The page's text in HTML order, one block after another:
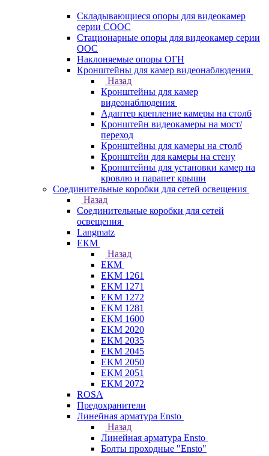
Складывающиеся опоры для видеокамер
серии СООС
Стационарные опоры для видеокамер серии
ООС
Наклоняемые опоры ОГН
Кронштейны для камер видеонаблюдения
Назад
Кронштейны для камер
видеонаблюдения
Адаптер крепление камеры на столб
Кронштейн видеокамеры на мост/
переход
Кронштейны для камеры на столб
Кронштейн для камеры на стену
Кронштейны для установки камер на
кровлю и парапет крыши
Соединительные коробки для сетей освещения
Назад
Соединительные коробки для сетей
освещения
Langmatz
ЕКМ
Назад
ЕКМ
EKM 1261
EKM 1271
EKM 1272
EKM 1281
EKM 1600
EKM 2020
EKM 2035
EKM 2045
EKM 2050
EKM 2051
EKM 2072
ROSA
Предохранители
Линейная арматура Ensto
Назад
Линейная арматура Ensto
Болты проходные "Ensto"